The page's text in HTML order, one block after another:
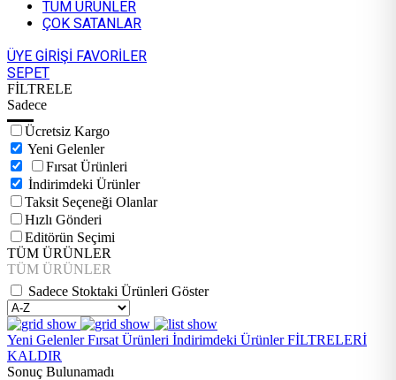
TÜM ÜRÜNLER
ÇOK SATANLAR
ÜYE GİRİŞİ FAVORİLER
SEPET
FİLTRELE
Sadece
Ücretsiz Kargo
Yeni Gelenler
Fırsat Ürünleri
İndirimdeki Ürünler
Taksit Seçeneği Olanlar
Hızlı Gönderi
Editörün Seçimi
TÜM ÜRÜNLER
TÜM ÜRÜNLER
Sadece Stoktaki Ürünleri Göster
Yeni GelenlerFırsat Ürünleri İndirimdeki ÜrünlerFİLTRELERİ
KALDIR
Sonuç Bulunamadı